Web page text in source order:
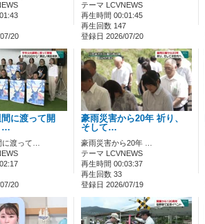
20
テーマ LCVNEWS
再生時間 00:01:45
再生回数 147
登録日 2026/07/20
に渡って開
…
渡って…
20
豪雨災害から20年 祈り、
そして…
豪雨災害から20年 …
テーマ LCVNEWS
再生時間 00:03:37
再生回数 33
登録日 2026/07/19